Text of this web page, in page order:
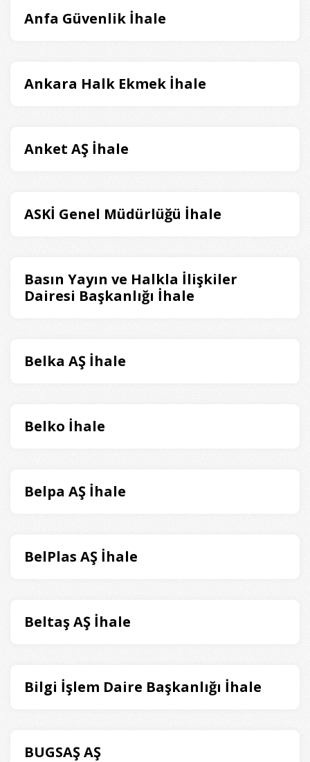
Anfa Güvenlik İhale
Ankara Halk Ekmek İhale
Anket AŞ İhale
ASKİ Genel Müdürlüğü İhale
Basın Yayın ve Halkla İlişkiler
Dairesi Başkanlığı İhale
Belka AŞ İhale
Belko İhale
Belpa AŞ İhale
BelPlas AŞ İhale
Beltaş AŞ İhale
Bilgi İşlem Daire Başkanlığı İhale
BUGSAŞ AŞ